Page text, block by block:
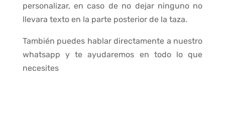
personalizar, en caso de no dejar ninguno no
llevara texto en la parte posterior de la taza.
También puedes hablar directamente a nuestro
whatsapp y te ayudaremos en todo lo que
necesites